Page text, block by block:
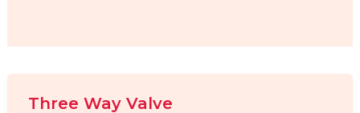
Three Way Valve